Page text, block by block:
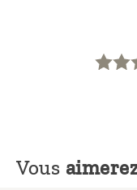
Vous